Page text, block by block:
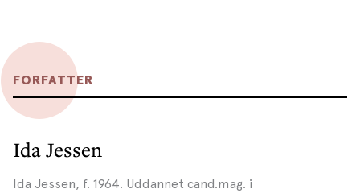
FORFATTER
Ida Jessen
Ida Jessen, f. 1964. Uddannet cand.mag. i